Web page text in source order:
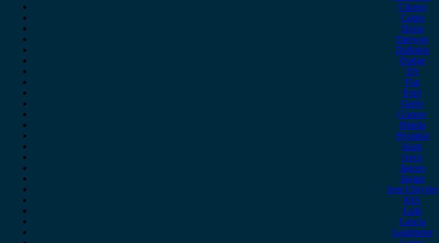
Citroen
Cupra
Dacia
Daewoo
Daihatsu
Dodge
DS
Fiat
Ford
Geely
Gonow
Honda
Hyundai
Isuzu
iveco
Jaecoo
Jaguar
Jeep Chrysler
KIA
Lada
Lancia
Leapmotor